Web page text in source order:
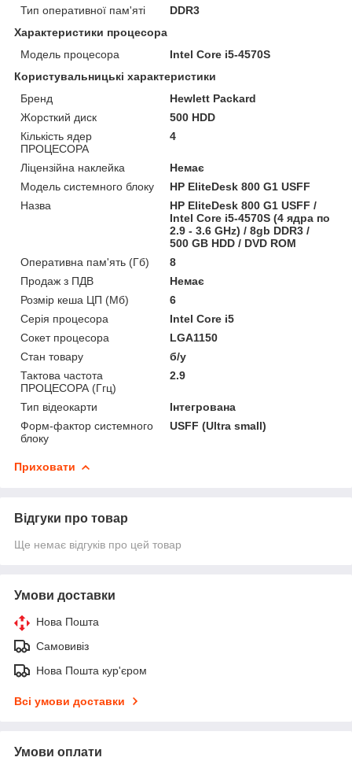
Тип оперативної пам'яті
DDR3
Характеристики процесора
Модель процесора
Intel Core i5-4570S
Користувальницькі характеристики
Бренд
Hewlett Packard
Жорсткий диск
500 HDD
Кількість ядер
ПРОЦЕСОРА
4
Ліцензійна наклейка
Немає
Модель системного блоку
HP EliteDesk 800 G1 USFF
Назва
HP EliteDesk 800 G1 USFF /
Intel Core i5-4570S (4 ядра по
2.9 - 3.6 GHz) / 8gb DDR3 /
500 GB HDD / DVD ROM
Оперативна пам'ять (Гб)
8
Продаж з ПДВ
Немає
Розмір кеша ЦП (Мб)
6
Серія процесора
Intel Core i5
Сокет процесора
LGA1150
Стан товару
б/у
Тактова частота
ПРОЦЕСОРА (Ггц)
2.9
Тип відеокарти
Інтегрована
Форм-фактор системного
блоку
USFF (Ultra small)
Приховати
Відгуки про товар
Ще немає відгуків про цей товар
Умови доставки
Нова Пошта
Самовивіз
Нова Пошта кур'єром
Всі умови доставки
Умови оплати